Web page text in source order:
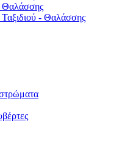
Θαλάσσης
- Θαλάσσης